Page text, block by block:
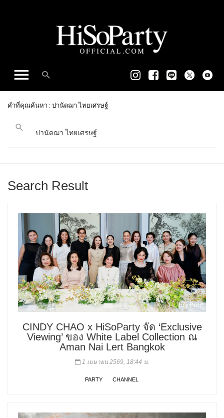
คำที่คุณค้นหา : ปานัดฌา ไทยเศรษฐ์
Search Result
CINDY CHAO x HiSoParty จัด ‘Exclusive
Viewing’ ของ White Label Collection ณ
Aman Nai Lert Bangkok
1 เมษายน 2569, 18:44 น.
PARTY CHANNEL